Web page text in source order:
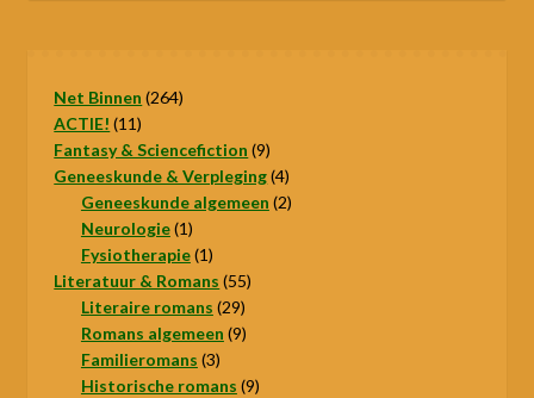
Net Binnen 264264
ACTIE! 1111
producten
Fantasy & Sciencefiction 99
producten
Geneeskunde & Verpleging 44
producten
Geneeskunde algemeen 22
Neurologie 11
product
Fysiotherapie 11
product
Literatuur & Romans 5555
Literaire romans 2929
producten
Romans algemeen 99
Familieromans 33
producten
Historische romans 99